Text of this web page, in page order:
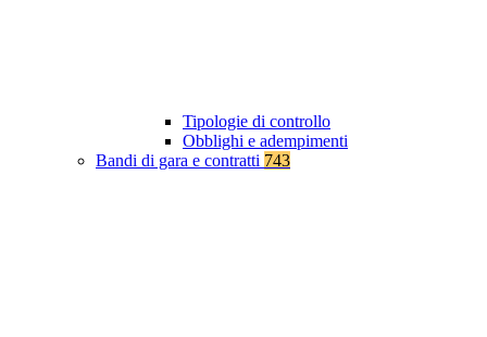
Tipologie di controllo
Obblighi e adempimenti
Bandi di gara e contratti 743